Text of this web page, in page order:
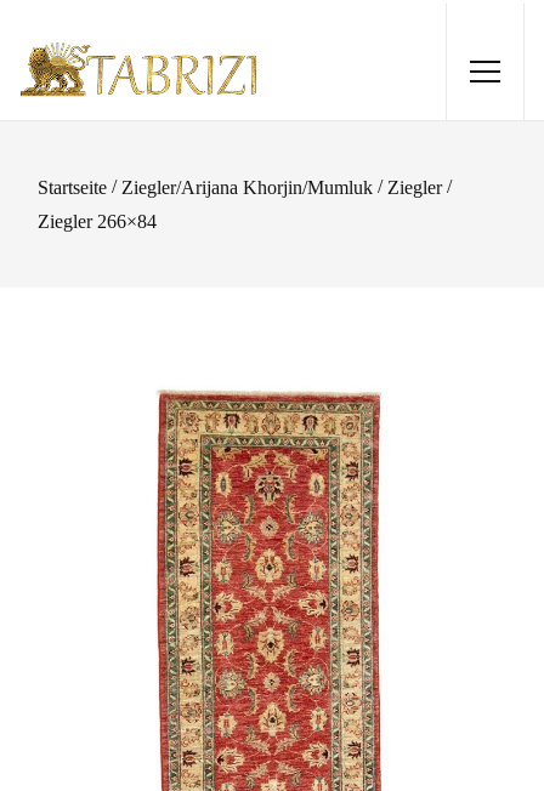
Startseite / Ziegler/Arijana Khorjin/Mumluk / Ziegler/
Ziegler 266×84
Ghashghai 285x176
3.025,00€ +